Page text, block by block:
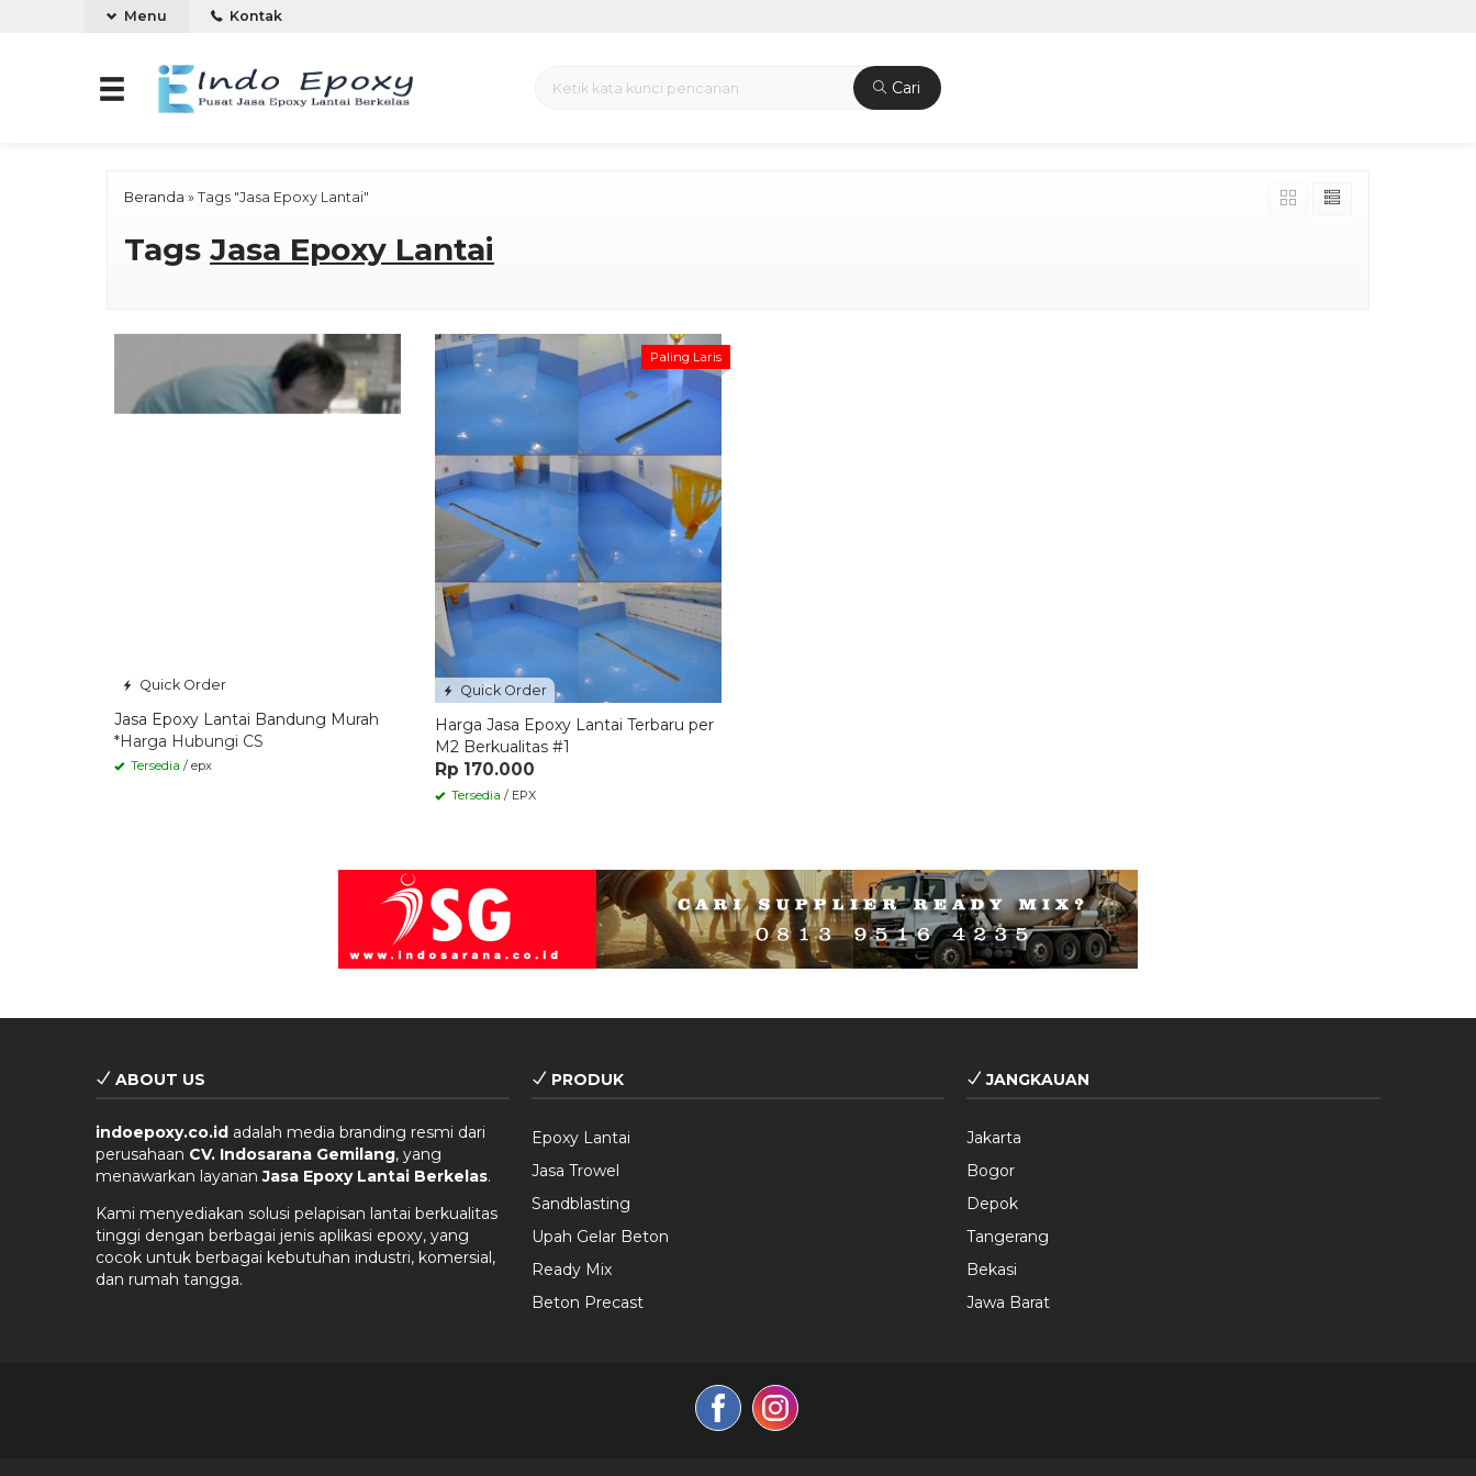
Menu Kontak
Cari
Beranda » Tags "Jasa Epoxy Lantai"
Tags Jasa Epoxy Lantai
Quick Order
Jasa Epoxy Lantai Bandung Murah
*Harga Hubungi CS
Tersedia / epx
Quick Order
Paling Laris
Harga Jasa Epoxy Lantai Terbaru per
M2 Berkualitas #1
Rp 170.000
Tersedia / EPX
ABOUT US
indoepoxy.co.id adalah media branding resmi dari
perusahaan CV. Indosarana Gemilang, yang
menawarkan layananJasa Epoxy Lantai Berkelas.
Kami menyediakan solusi pelapisan lantai berkualitas
tinggi dengan berbagai jenis aplikasi epoxy, yang
cocok untuk berbagai kebutuhan industri, komersial,
dan rumah tangga.
PRODUK
Epoxy Lantai
Jasa Trowel
Sandblasting
Upah Gelar Beton
Ready Mix
Beton Precast
JANGKAUAN
Jakarta
Bogor
Depok
Tangerang
Bekasi
Jawa Barat